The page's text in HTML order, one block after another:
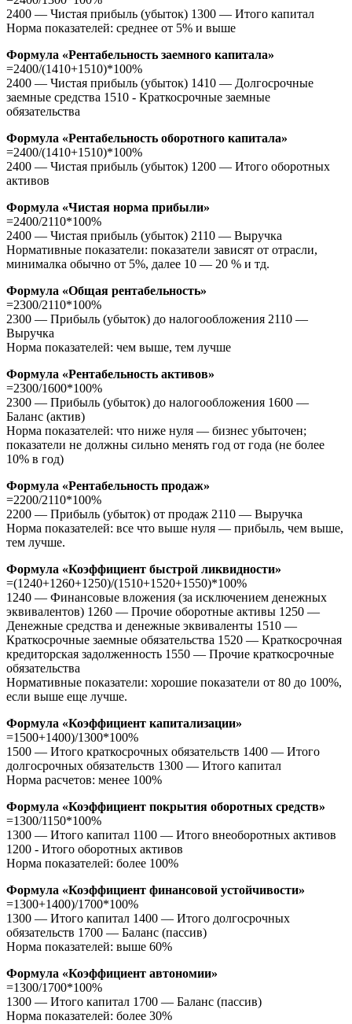
2400 — Чистая прибыль (убыток) 1300 — Итого капитал
Норма показателей: среднее от 5% и выше
Формула «Рентабельность заемного капитала»
=2400/(1410+1510)*100%
2400 — Чистая прибыль (убыток) 1410 — Долгосрочные
заемные средства 1510 - Краткосрочные заемные
обязательства
Формула «Рентабельность оборотного капитала»
=2400/(1410+1510)*100%
2400 — Чистая прибыль (убыток) 1200 — Итого оборотных
активов
Формула «Чистая норма прибыли»
=2400/2110*100%
2400 — Чистая прибыль (убыток) 2110 — Выручка
Нормативные показатели: показатели зависят от отрасли,
минималка обычно от 5%, далее 10 — 20 % и тд.
Формула «Общая рентабельность»
=2300/2110*100%
2300 — Прибыль (убыток) до налогообложения 2110 —
Выручка
Норма показателей: чем выше, тем лучше
Формула «Рентабельность активов»
=2300/1600*100%
2300 — Прибыль (убыток) до налогообложения 1600 —
Баланс (актив)
Норма показателей: что ниже нуля — бизнес убыточен;
показатели не должны сильно менять год от года (не более
10% в год)
Формула «Рентабельность продаж»
=2200/2110*100%
2200 — Прибыль (убыток) от продаж 2110 — Выручка
Норма показателей: все что выше нуля — прибыль, чем выше,
тем лучше.
Формула «Коэффициент быстрой ликвидности»
=(1240+1260+1250)/(1510+1520+1550)*100%
1240 — Финансовые вложения (за исключением денежных
эквивалентов) 1260 — Прочие оборотные активы 1250 —
Денежные средства и денежные эквиваленты 1510 —
Краткосрочные заемные обязательства 1520 — Краткосрочная
кредиторская задолженность 1550 — Прочие краткосрочные
обязательства
Нормативные показатели: хорошие показатели от 80 до 100%,
если выше еще лучше.
Формула «Коэффициент капитализации»
=1500+1400)/1300*100%
1500 — Итого краткосрочных обязательств 1400 — Итого
долгосрочных обязательств 1300 — Итого капитал
Норма расчетов: менее 100%
Формула «Коэффициент покрытия оборотных средств»
=1300/1150*100%
1300 — Итого капитал 1100 — Итого внеоборотных активов
1200 - Итого оборотных активов
Норма показателей: более 100%
Формула «Коэффициент финансовой устойчивости»
=1300+1400)/1700*100%
1300 — Итого капитал 1400 — Итого долгосрочных
обязательств 1700 — Баланс (пассив)
Норма показателей: выше 60%
Формула «Коэффициент автономии»
=1300/1700*100%
1300 — Итого капитал 1700 — Баланс (пассив)
Норма показателей: более 30%